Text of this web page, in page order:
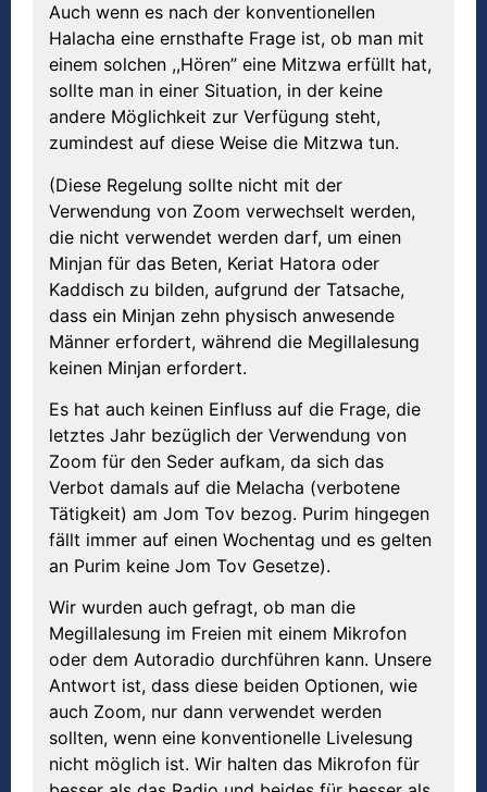
Auch wenn es nach der konventionellen
Halacha eine ernsthafte Frage ist, ob man mit
einem solchen ,,Hören” eine Mitzwa erfüllt hat,
sollte man in einer Situation, in der keine
andere Möglichkeit zur Verfügung steht,
zumindest auf diese Weise die Mitzwa tun.
(Diese Regelung sollte nicht mit der
Verwendung von Zoom verwechselt werden,
die nicht verwendet werden darf, um einen
Minjan für das Beten, Keriat Hatora oder
Kaddisch zu bilden, aufgrund der Tatsache,
dass ein Minjan zehn physisch anwesende
Männer erfordert, während die Megillalesung
keinen Minjan erfordert.
Es hat auch keinen Einfluss auf die Frage, die
letztes Jahr bezüglich der Verwendung von
Zoom für den Seder aufkam, da sich das
Verbot damals auf die Melacha (verbotene
Tätigkeit) am Jom Tov bezog. Purim hingegen
fällt immer auf einen Wochentag und es gelten
an Purim keine Jom Tov Gesetze).
Wir wurden auch gefragt, ob man die
Megillalesung im Freien mit einem Mikrofon
oder dem Autoradio durchführen kann. Unsere
Antwort ist, dass diese beiden Optionen, wie
auch Zoom, nur dann verwendet werden
sollten, wenn eine konventionelle Livelesung
nicht möglich ist. Wir halten das Mikrofon für